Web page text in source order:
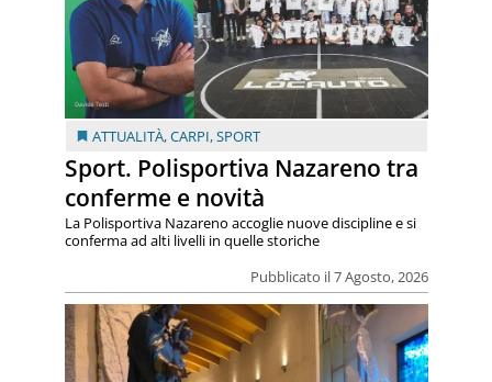
ATTUALITÀ,CARPI,SPORT
Sport. Polisportiva Nazareno tra
conferme e novità
Pubblicato il 7 Agosto, 2026
La Polisportiva Nazareno accoglie nuove discipline e si
conferma ad alti livelli in quelle storiche